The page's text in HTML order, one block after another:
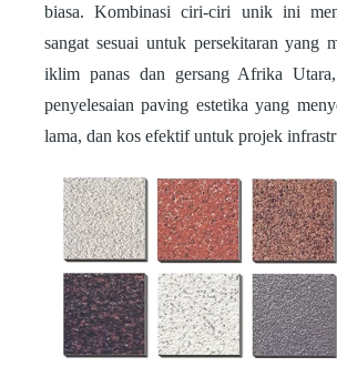
biasa. Kombinasi ciri-ciri unik ini
sangat sesuai untuk persekitaran yang
iklim panas dan gersang Afrika Utara,
penyelesaian paving estetika yang
lama, dan kos efektif untuk projek